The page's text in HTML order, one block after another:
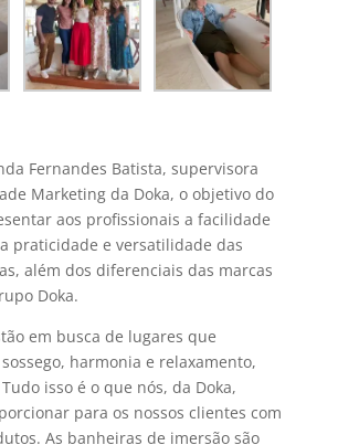
Fernandes Batista, supervisora
Marketing da Doka, o objetivo do
aos profissionais a facilidade
praticidade e versatilidade das
além dos diferenciais das marcas
Doka.
em busca de lugares que
harmonia e relaxamento,
isso é o que nós, da Doka,
para os nossos clientes com
As banheiras de imersão são